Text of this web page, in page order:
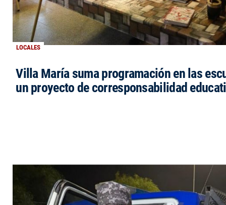
LOCALES
Villa María suma programación en las
un proyecto de corresponsabilidad